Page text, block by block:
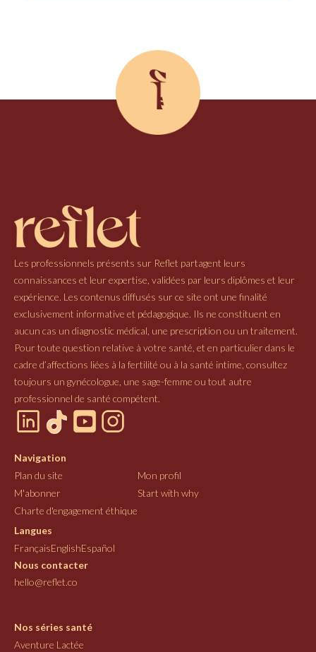
Les professionnels présents sur Reflet partagent leurs
connaissances et leur expertise, validées par leurs diplômes et leur
expérience. Les contenus diffusés sur ce site ont une finalité
exclusivement informative et pédagogique. Ils ne constituent en
aucun cas un diagnostic médical, une prescription ou un traitement.
Pour toute question relative à votre santé, et en particulier dans le
cadre d’affections liées à la fertilité ou à la santé intime, consultez
toujours un gynécologue, une sage-femme ou tout autre
professionnel de santé compétent.
Navigation
Plan du site
Mon profil
M'abonner
Start with why
Charte d'engagement éthique
Langues
FrançaisEnglishEspañol
Nous contacter
hello@reflet.co
Nos séries santé
Aventure Lactée